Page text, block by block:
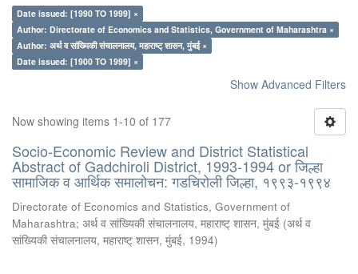
Date issued: [1990 TO 1999] ×
Author: Directorate of Economics and Statistics, Government of Maharashtra ×
Author: अर्थ व सांख्यिकी संचालनालय, महाराष्ट् शासन, मुंबई ×
Date issued: [1900 TO 1999] ×
Show Advanced Filters
Now showing items 1-10 of 177
Socio-Economic Review and District Statistical
Abstract of Gadchiroli District, 1993-1994 or जिल्हा
सामाजिक व आर्थिक समालोचन: गडचिरोली जिल्हा, १९९३-१९९४
Directorate of Economics and Statistics, Government of
Maharashtra; अर्थ व सांख्यिकी संचालनालय, महाराष्ट् शासन, मुंबई (अर्थ व
सांख्यिकी संचालनालय, महाराष्ट् शासन, मुंबई, 1994)